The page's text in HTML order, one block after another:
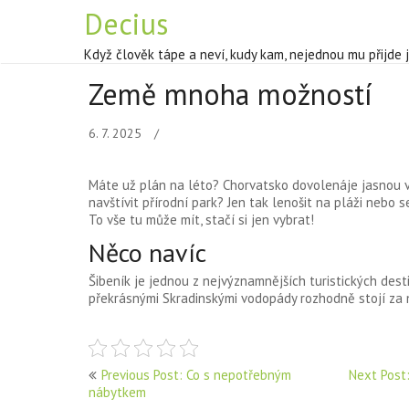
Decius
Když člověk tápe a neví, kudy kam, nejednou mu
Země mnoha možností
6. 7. 2025
Máte už plán na léto? Chorvatsko dovolenáje jasnou
navštívit přírodní park? Jen tak lenošit na pláži nebo
To vše tu může mít, stačí si jen vybrat!
Něco navíc
Šibeník je jednou z nejvýznamnějších turistických
překrásnými Skradinskými vodopády rozhodně stojí
Navigace
Previous Post: Co s nepotřebným
nábytkem
Next